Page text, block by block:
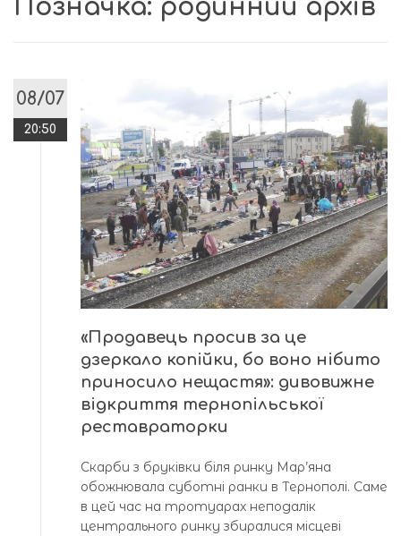
Позначка: родинний архів
08/07
20:50
«Продавець просив за це
дзеркало копійки, бо воно нібито
приносило нещастя»: дивовижне
відкриття тернопільської
реставраторки
Скарби з бруківки біля ринку Мар’яна
обожнювала суботні ранки в Тернополі. Саме
в цей час на тротуарах неподалік
центрального ринку збиралися місцеві